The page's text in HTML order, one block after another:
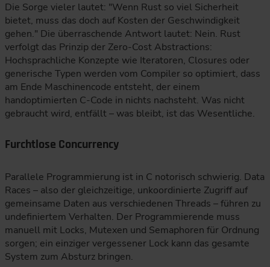
Die Sorge vieler lautet: "Wenn Rust so viel Sicherheit
bietet, muss das doch auf Kosten der Geschwindigkeit
gehen." Die überraschende Antwort lautet: Nein. Rust
verfolgt das Prinzip der Zero-Cost Abstractions:
Hochsprachliche Konzepte wie Iteratoren, Closures oder
generische Typen werden vom Compiler so optimiert, dass
am Ende Maschinencode entsteht, der einem
handoptimierten C-Code in nichts nachsteht. Was nicht
gebraucht wird, entfällt – was bleibt, ist das Wesentliche.
Furchtlose Concurrency
Parallele Programmierung ist in C notorisch schwierig. Data
Races – also der gleichzeitige, unkoordinierte Zugriff auf
gemeinsame Daten aus verschiedenen Threads – führen zu
undefiniertem Verhalten. Der Programmierende muss
manuell mit Locks, Mutexen und Semaphoren für Ordnung
sorgen; ein einziger vergessener Lock kann das gesamte
System zum Absturz bringen.